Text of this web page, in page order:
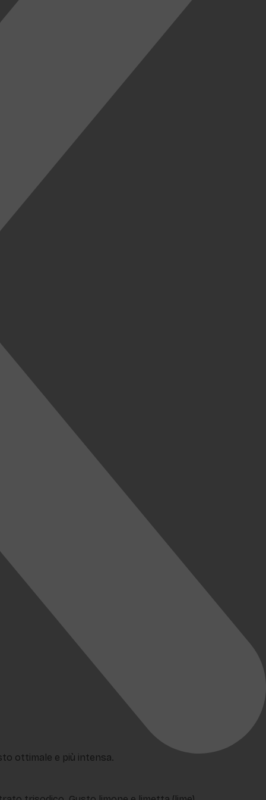
ottimale e più intensa.